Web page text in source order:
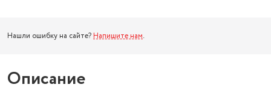
Нашли ошибку на сайте? Напишите нам.
Описание